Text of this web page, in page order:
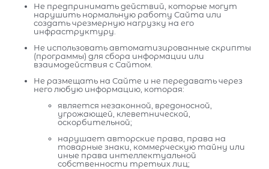
Не предпринимать действий, которые могут
нарушить нормальную работу Сайта или
создать чрезмерную нагрузку на его
инфраструктуру.
Не использовать автоматизированные скрипты
(программы) для сбора информации или
взаимодействия с Сайтом.
Не размещать на Сайте и не передавать через
него любую информацию, которая:
является незаконной, вредоносной,
угрожающей, клеветнической,
оскорбительной;
нарушает авторские права, права на
товарные знаки, коммерческую тайну или
иные права интеллектуальной
собственности третьих лиц;